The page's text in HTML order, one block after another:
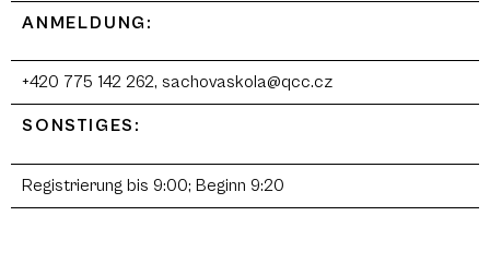
ANMELDUNG:
+420 775 142 262, sachovaskola@qcc.cz
SONSTIGES:
Registrierung bis 9:00; Beginn 9:20